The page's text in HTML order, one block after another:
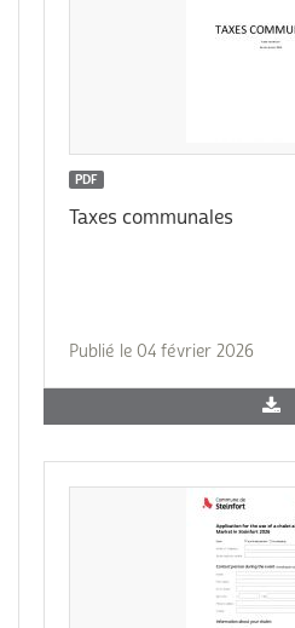
PDF
Taxes communales
Publié le 04 février 2026